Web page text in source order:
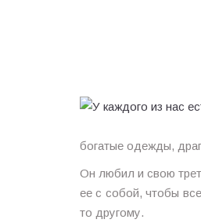
богатые одежды,
Он любил и свою
ее с собой, чтобы
то другому.